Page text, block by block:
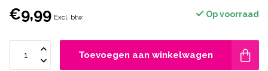
€9,99 Excl. btw Op voorraad
Toevoegen aan winkelwagen